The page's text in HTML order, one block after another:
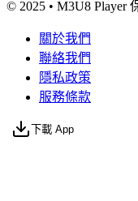
© 2025 • M3U8 Player
關於我們
聯絡我們
隱私政策
服務條款
下載 App